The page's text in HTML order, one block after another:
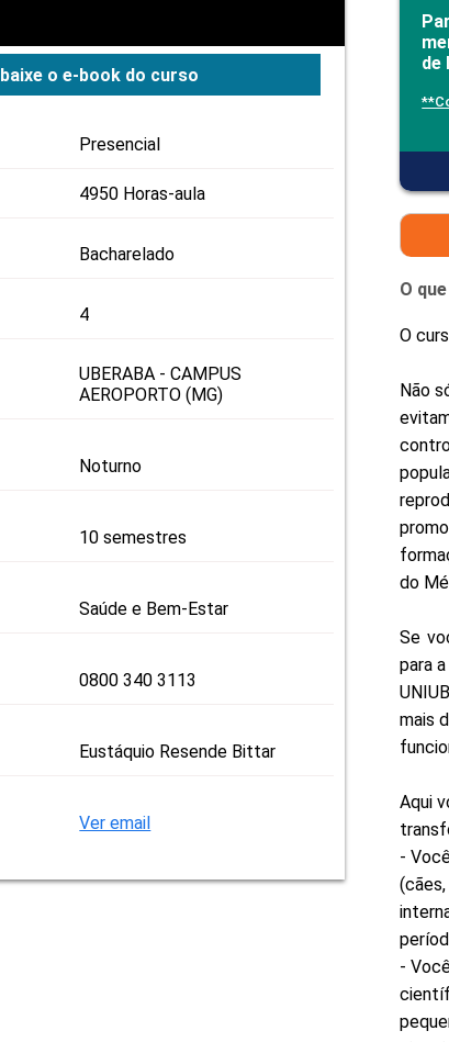
baixe o e-book do curso
Presencial
4950 Horas-aula
Bacharelado
4
UBERABA - CAMPUS
AEROPORTO (MG)
Noturno
10 semestres
Saúde e Bem-Estar
0800 340 3113
Eustáquio Resende Bittar
Ver email
de
O
O
Não
do
Se
para a
mais
Aqui
-
-